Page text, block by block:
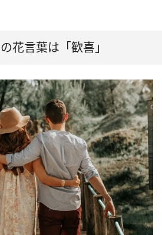
花言葉は「歓喜」